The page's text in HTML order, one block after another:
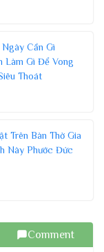
Cần Gì
Làm Gì Để Vong
Thoát
Trên Bàn Thờ Gia
Này Phước Đức
Comment